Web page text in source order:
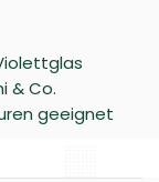
& Co.
geeignet